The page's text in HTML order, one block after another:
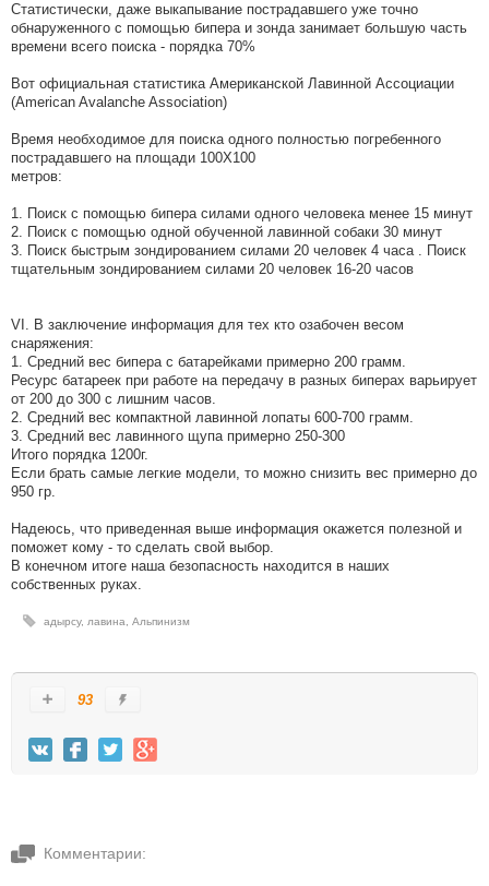
Статистически, даже выкапывание пострадавшего уже точно
обнаруженного с помощью бипера и зонда занимает большую часть
времени всего поиска - порядка 70%
Вот официальная статистика Американской Лавинной Ассоциации
(American Avalanche Association)
Время необходимое для поиска одного полностью погребенного
пострадавшего на площади 100Х100
метров:
1. Поиск с помощью бипера силами одного человека менее 15 минут
2. Поиск с помощью одной обученной лавинной собаки 30 минут
3. Поиск быстрым зондированием силами 20 человек 4 часа . Поиск
тщательным зондированием силами 20 человек 16-20 часов
VI. В заключение информация для тех кто озабочен весом
снаряжения:
1. Средний вес бипера с батарейками примерно 200 грамм.
Ресурс батареек при работе на передачу в разных биперах варьирует
от 200 до 300 с лишним часов.
2. Средний вес компактной лавинной лопаты 600-700 грамм.
3. Средний вес лавинного щупа примерно 250-300
Итого порядка 1200г.
Если брать самые легкие модели, то можно снизить вес примерно до
950 гр.
Надеюсь, что приведенная выше информация окажется полезной и
поможет кому - то сделать свой выбор.
В конечном итоге наша безопасность находится в наших
собственных руках.
адырсу, лавина Альпинизм
93
Комментарии: